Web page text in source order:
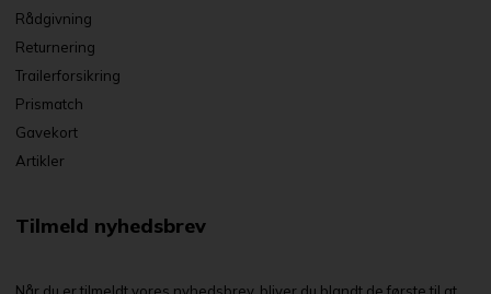
Rådgivning
Returnering
Trailerforsikring
Prismatch
Gavekort
Artikler
Tilmeld nyhedsbrev